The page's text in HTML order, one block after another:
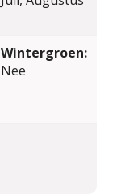
Wintergroen:
Nee